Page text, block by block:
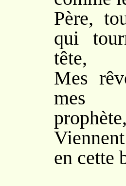
Père,
qui
tête,
Mes
mes
en cette